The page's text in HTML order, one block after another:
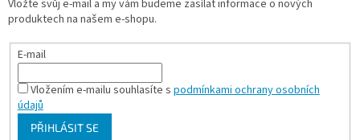
Vložte svůj e-mail a my vám budeme zasílat informace o nových
produktech na našem e-shopu.
E-mail
Vložením e-mailu souhlasíte s podmínkami ochrany osobních
údajů
PŘIHLÁSIT SE